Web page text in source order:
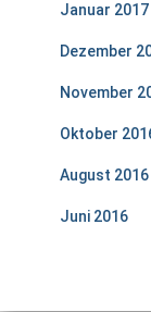
Januar 2017
Dezember
November
Oktober
August 2016
Juni 2016